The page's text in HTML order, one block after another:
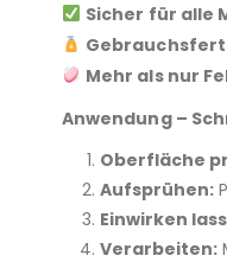
Sicher für alle
Mehr als nur
Anwendung –
Oberfläche
Aufsprühen:
Einwirken
Verarbeiten: